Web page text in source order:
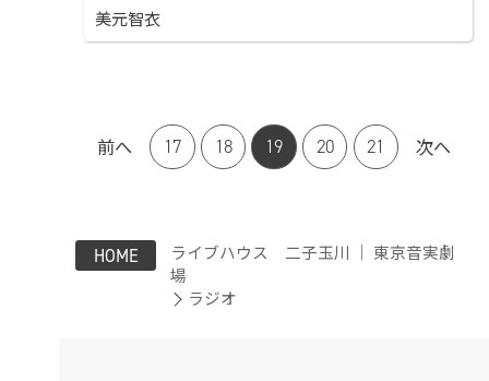
美元智衣
前へ 17 18 19 20 21 次へ
HOME
ライブハウス 二子玉川 ｜ 東京音実劇
場
ラジオ